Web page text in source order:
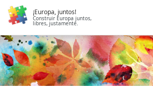
¡Europa, juntos!
Construir Europa juntos,
libres, justamente.